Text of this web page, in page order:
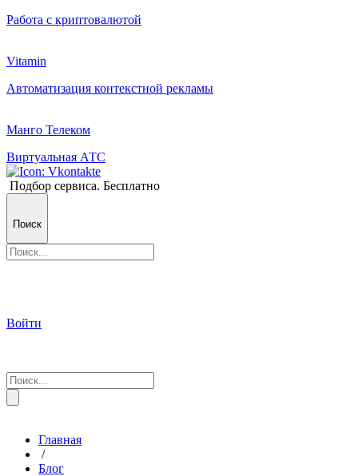
Работа с криптовалютой
Vitamin
Автоматизация контекстной рекламы
Манго Телеком
Виртуальная АТС
Подбор сервиса. Бесплатно
Поиск
Войти
Главная
/
Блог